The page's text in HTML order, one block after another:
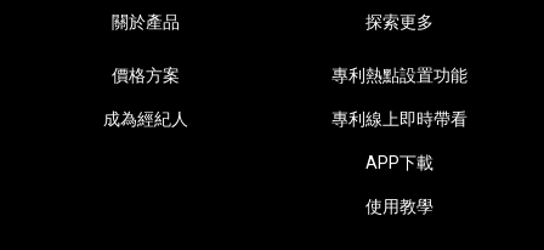
關於產品
價格方案
成為經紀人
探索更多
專利熱點設置功能
專利線上即時帶看
APP下載
使用教學